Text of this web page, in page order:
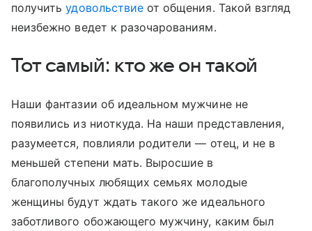
получитьудовольствиеот общения. Такой взгляд
неизбежно ведет к разочарованиям.
Тот самый: кто же он такой
Наши фантазии об идеальном мужчине не
появились из ниоткуда. На наши представления,
разумеется, повлияли родители — отец, и не в
меньшей степени мать. Выросшие в
благополучных любящих семьях молодые
женщины будут ждать такого же идеального
заботливого обожающего мужчину, каким был